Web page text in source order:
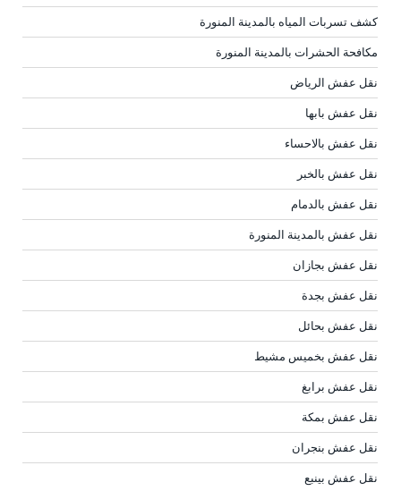
كشف تسربات المياه بالمدينة المنورة
مكافحة الحشرات بالمدينة المنورة
نقل عفش الرياض
نقل عفش بابها
نقل عفش بالاحساء
نقل عفش بالخبر
نقل عفش بالدمام
نقل عفش بالمدينة المنورة
نقل عفش بجازان
نقل عفش بجدة
نقل عفش بحائل
نقل عفش بخميس مشيط
نقل عفش برابغ
نقل عفش بمكة
نقل عفش بنجران
نقل عفش بينبع